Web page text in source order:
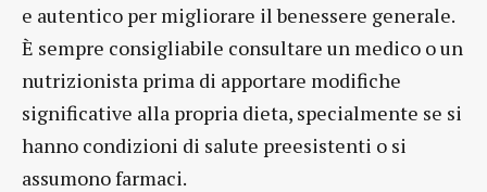
e autentico per migliorare il benessere generale.
È sempre consigliabile consultare un medico o un
nutrizionista prima di apportare modifiche
significative alla propria dieta, specialmente se si
hanno condizioni di salute preesistenti o si
assumono farmaci.